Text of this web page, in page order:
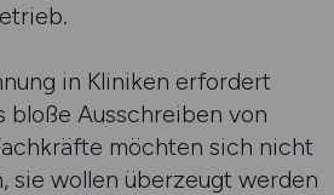
in Kliniken erfordert
bloße Ausschreiben von
möchten sich nicht
sie wollen überzeugt werden